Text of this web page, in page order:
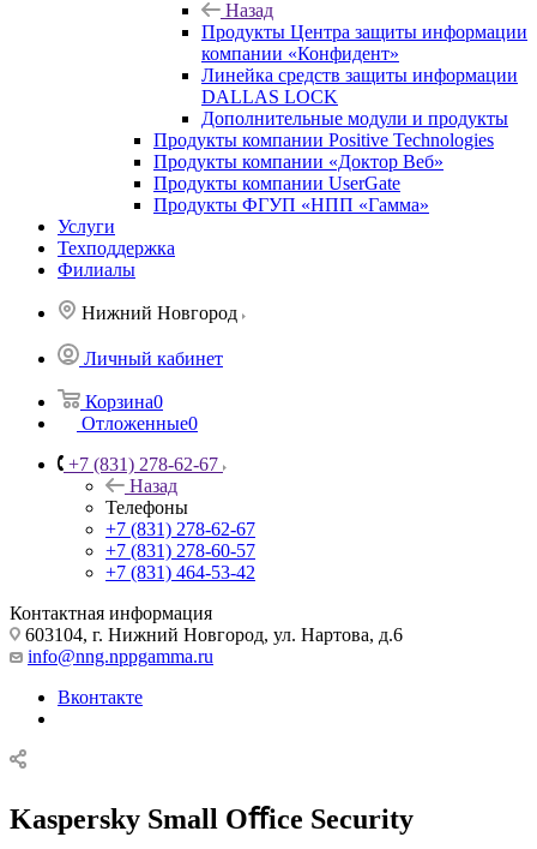
Назад
Продукты Центра защиты информации
компании «Конфидент»
Линейка средств защиты информации
DALLAS LOCK
Дополнительные модули и продукты
Продукты компании Positive Technologies
Продукты компании «Доктор Веб»
Продукты компании UserGate
Продукты ФГУП «НПП «Гамма»
Услуги
Техподдержка
Филиалы
Нижний Новгород
Личный кабинет
Корзина0
Отложенные0
+7 (831) 278-62-67
Назад
Телефоны
+7 (831) 278-62-67
+7 (831) 278-60-57
+7 (831) 464-53-42
Контактная информация
603104, г. Нижний Новгород, ул. Нартова, д.6
info@nng.nppgamma.ru
Вконтакте
Kaspersky Small Oﬀice Security